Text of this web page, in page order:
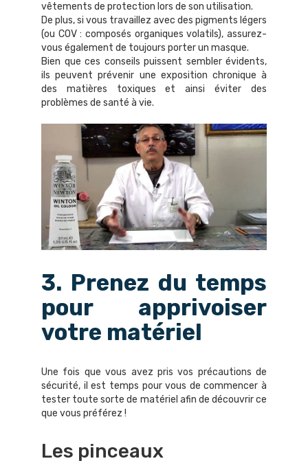
vêtements de protection lors de son utilisation.
De plus, si vous travaillez avec des pigments légers
(ou COV : composés organiques volatils), assurez-
vous également de toujours porter un masque.
Bien que ces conseils puissent sembler évidents,
ils peuvent prévenir une exposition chronique à
des matières toxiques et ainsi éviter des
problèmes de santé à vie.
3. Prenez du temps
pour apprivoiser
votre matériel
Une fois que vous avez pris vos précautions de
sécurité, il est temps pour vous de commencer à
tester toute sorte de matériel afin de découvrir ce
que vous préférez !
Les pinceaux